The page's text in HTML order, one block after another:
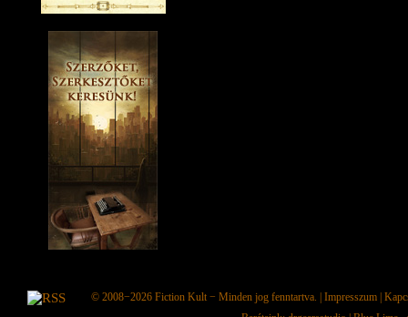
© 2008−2026 Fiction Kult − Minden jog fenntartva. | Impresszum